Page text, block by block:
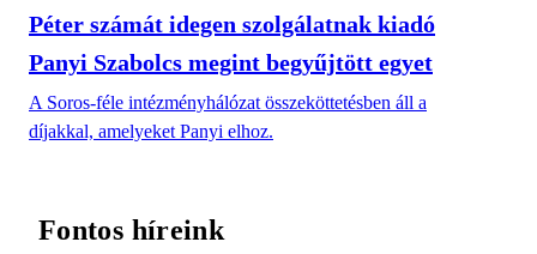
Péter számát idegen szolgálatnak kiadó
Panyi Szabolcs megint begyűjtött egyet
A Soros-féle intézményhálózat összeköttetésben áll a
díjakkal, amelyeket Panyi elhoz.
Fontos híreink